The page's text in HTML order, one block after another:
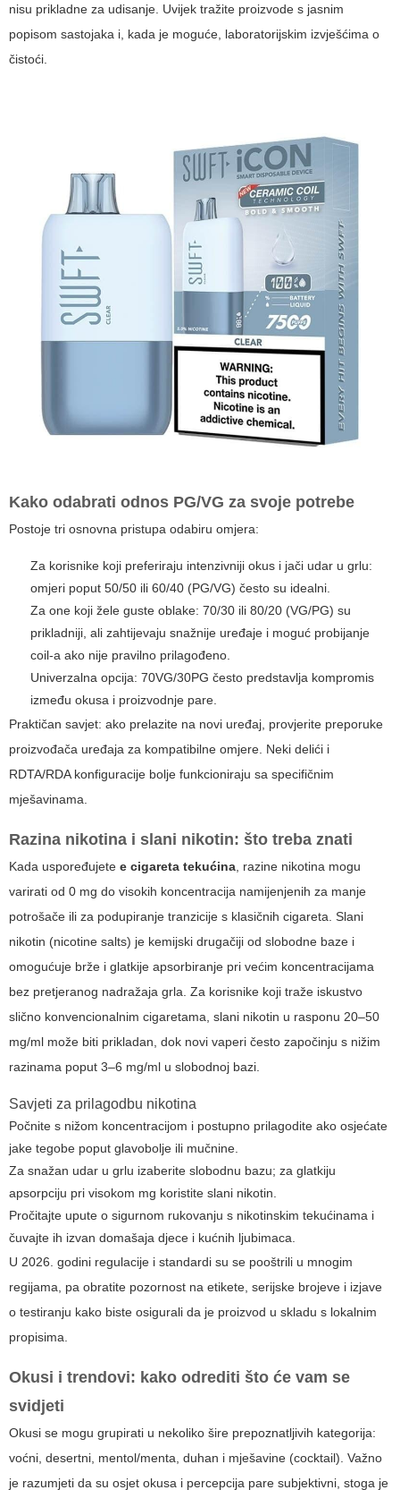
nisu prikladne za udisanje. Uvijek tražite proizvode s jasnim
popisom sastojaka i, kada je moguće, laboratorijskim izvješćima o
čistoći.
Kako odabrati odnos PG/VG za svoje potrebe
Postoje tri osnovna pristupa odabiru omjera:
Za korisnike koji preferiraju intenzivniji okus i jači udar u grlu:
omjeri poput 50/50 ili 60/40 (PG/VG) često su idealni.
Za one koji žele guste oblake: 70/30 ili 80/20 (VG/PG) su
prikladniji, ali zahtijevaju snažnije uređaje i moguć probijanje
coil-a ako nije pravilno prilagođeno.
Univerzalna opcija: 70VG/30PG često predstavlja kompromis
između okusa i proizvodnje pare.
Praktičan savjet: ako prelazite na novi uređaj, provjerite preporuke
proizvođača uređaja za kompatibilne omjere. Neki delići i
RDTA/RDA konfiguracije bolje funkcioniraju sa specifičnim
mješavinama.
Razina nikotina i slani nikotin: što treba znati
Kada uspoređujete e cigareta tekućina , razine nikotina mogu
varirati od 0 mg do visokih koncentracija namijenjenih za manje
potrošače ili za podupiranje tranzicije s klasičnih cigareta. Slani
nikotin (nicotine salts) je kemijski drugačiji od slobodne baze i
omogućuje brže i glatkije apsorbiranje pri većim koncentracijama
bez pretjeranog nadražaja grla. Za korisnike koji traže iskustvo
slično konvencionalnim cigaretama, slani nikotin u rasponu 20–50
mg/ml može biti prikladan, dok novi vaperi često započinju s nižim
razinama poput 3–6 mg/ml u slobodnoj bazi.
Savjeti za prilagodbu nikotina
Počnite s nižom koncentracijom i postupno prilagodite ako osjećate
jake tegobe poput glavobolje ili mučnine.
Za snažan udar u grlu izaberite slobodnu bazu; za glatkiju
apsorpciju pri visokom mg koristite slani nikotin.
Pročitajte upute o sigurnom rukovanju s nikotinskim tekućinama i
čuvajte ih izvan domašaja djece i kućnih ljubimaca.
U 2026. godini regulacije i standardi su se pooštrili u mnogim
regijama, pa obratite pozornost na etikete, serijske brojeve i izjave
o testiranju kako biste osigurali da je proizvod u skladu s lokalnim
propisima.
Okusi i trendovi: kako odrediti što će vam se
svidjeti
Okusi se mogu grupirati u nekoliko šire prepoznatljivih kategorija:
voćni, desertni, mentol/menta, duhan i mješavine (cocktail). Važno
je razumjeti da su osjet okusa i percepcija pare subjektivni, stoga je